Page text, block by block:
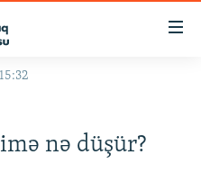
nə düşür?